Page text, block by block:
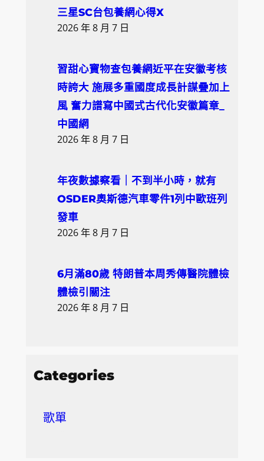
三星SC台包養網心得X
2026 年 8 月 7 日
習甜心寶物查包養網近平在安徽考核
時誇大 施展多重國度成長計謀疊加上
風 奮力譜寫中國式古代化安徽篇章_
中國網
2026 年 8 月 7 日
年夜數據察看｜不到半小時，就有
OSDER奧斯德汽車零件1列中歐班列
發車
2026 年 8 月 7 日
6月滿80歲 特朗普本周秀傳醫院體檢
體檢引關注
2026 年 8 月 7 日
Categories
歌單